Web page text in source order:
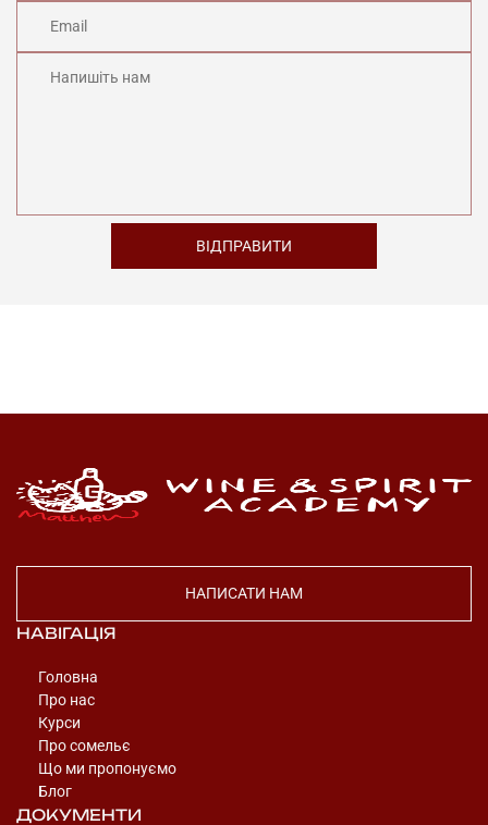
НАПИСАТИ НАМ
НАВІГАЦІЯ
Головна
Про нас
Курси
Про сомельє
Що ми пропонуємо
Блог
ДОКУМЕНТИ